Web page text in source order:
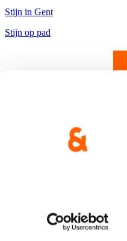
Stijn in Gent
Stijn op pad
Brand Response